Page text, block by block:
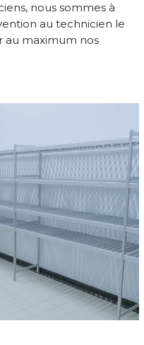
nous sommes à
au technicien le
au maximum nos